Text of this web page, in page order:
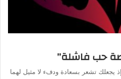
حب فاشلة”
يجعلك تشعر بسعادة ودفء لا مثيل لهما